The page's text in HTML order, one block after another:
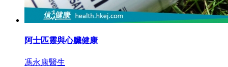
阿士匹靈與心臟健康
馮永康醫生